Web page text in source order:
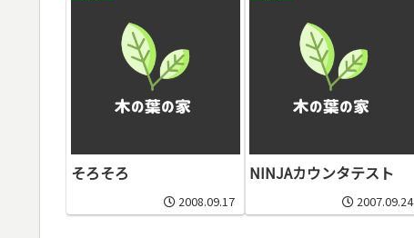
そろそろ
2008.09.17
NINJAカウンタテスト
2007.09.24